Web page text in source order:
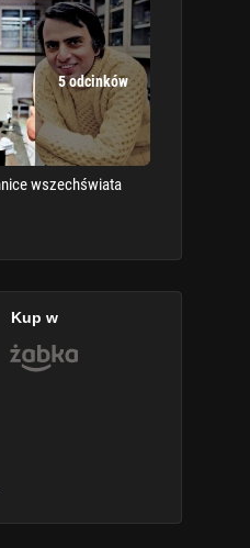
5 odcinków
wszechświata
Kup w